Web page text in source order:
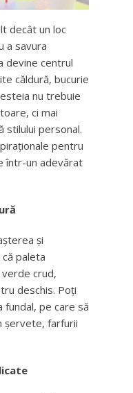
decât un loc
a savura
devine centrul
căldură, bucurie
nu trebuie
ci mai
stilului personal.
pentru
într-un adevărat
și
paleta
verde crud,
deschis. Poți
fundal, pe care să
șervete, farfurii